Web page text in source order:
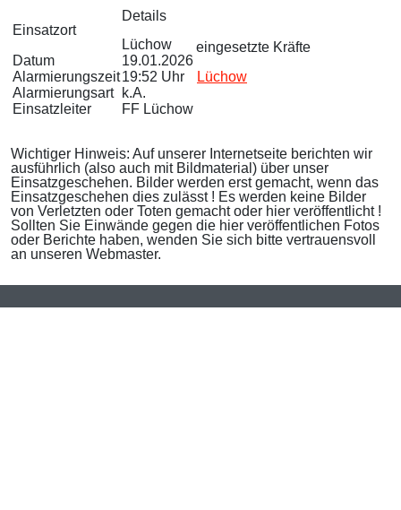
Einsatzort
Details
Lüchow
Datum
19.01.2026
Alarmierungszeit19:52 Uhr
Alarmierungsart
k.A.
Einsatzleiter
FF Lüchow
eingesetzte Kräfte
Lüchow
Wichtiger Hinweis: Auf unserer Internetseite berichten wir
ausführlich (also auch mit Bildmaterial) über unser
Einsatzgeschehen. Bilder werden erst gemacht, wenn das
Einsatzgeschehen dies zulässt ! Es werden keine Bilder
von Verletzten oder Toten gemacht oder hier veröffentlicht !
Sollten Sie Einwände gegen die hier veröffentlichen Fotos
oder Berichte haben, wenden Sie sich bitte vertrauensvoll
an unseren Webmaster.